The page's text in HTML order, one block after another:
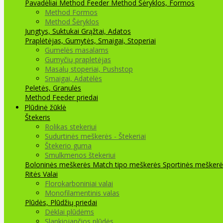
Pavadėliai Method Feeder Method Šėryklos, Formos
Method Formos
Method Šėryklos
Jungtys, Suktukai Grąžtai, Adatos
Praplėtėjas, Gumytės, Smaigai, Stoperiai
Gumelės masalams
Gumyčių prapletėjas
Masalų stoperiai, Pushstop
Smaigai, Adatėlės
Peletės, Granulės
Method Feeder priedai
Plūdinė žūklė
Štekeris
Rolikas stekeriui
Sudurtinės meškerės - Štekeriai
Štekerio guma
Smulkmenos štekeriui
Boloninės meškerės Match tipo meškerės Sportinės
Ritės Valai
Florokarboniniai valai
Monofilamentinis valas
Plūdės, Plūdžių priedai
Dėklai plūdėms
Slankiojančios plūdės